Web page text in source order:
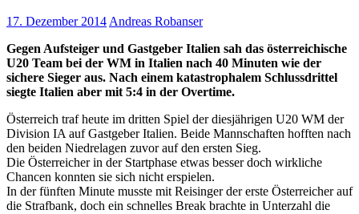
17. Dezember 2014 Andreas Robanser
Gegen Aufsteiger und Gastgeber Italien sah das österreichische
U20 Team bei der WM in Italien nach 40 Minuten wie der
sichere Sieger aus. Nach einem katastrophalem Schlussdrittel
siegte Italien aber mit 5:4 in der Overtime.
Österreich traf heute im dritten Spiel der diesjährigen U20 WM der
Division IA auf Gastgeber Italien. Beide Mannschaften hofften nach
den beiden Niedrelagen zuvor auf den ersten Sieg.
Die Österreicher in der Startphase etwas besser doch wirkliche
Chancen konnten sie sich nicht erspielen.
In der fünften Minute musste mit Reisinger der erste Österreicher auf
die Strafbank, doch ein schnelles Break brachte in Unterzahl die